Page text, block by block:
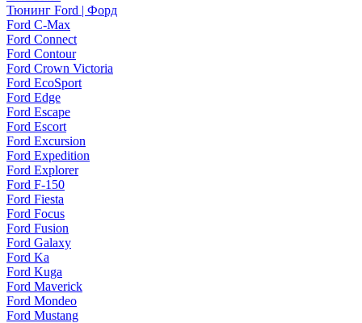
Тюнинг Ford | Форд
Ford C-Max
Ford Connect
Ford Contour
Ford Crown Victoria
Ford EcoSport
Ford Edge
Ford Escape
Ford Escort
Ford Excursion
Ford Expedition
Ford Explorer
Ford F-150
Ford Fiesta
Ford Focus
Ford Fusion
Ford Galaxy
Ford Ka
Ford Kuga
Ford Maverick
Ford Mondeo
Ford Mustang